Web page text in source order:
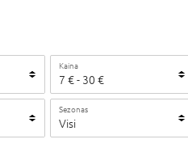
Kaina
7 €- 30 €
Sezonas
Visi